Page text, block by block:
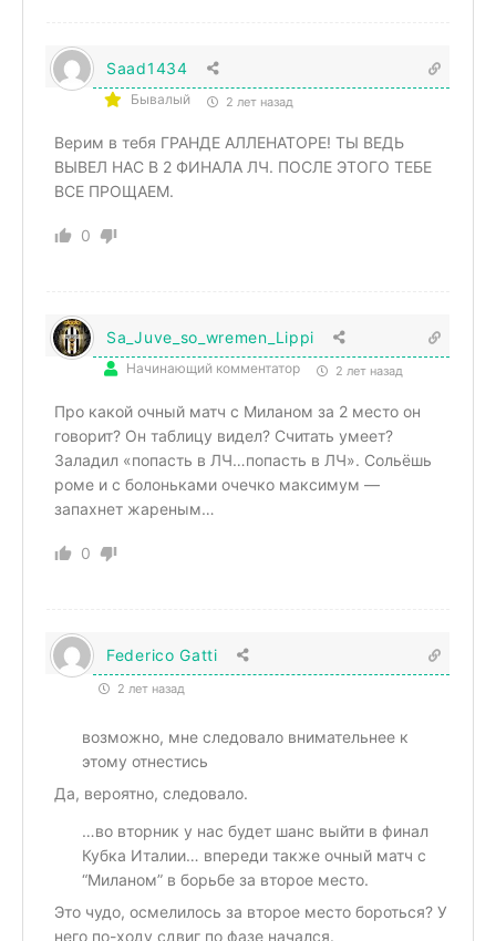
Saad1434
Бывалый 2 лет назад
Верим в тебя ГРАНДЕ АЛЛЕНАТОРЕ! ТЫ ВЕДЬ
ВЫВЕЛ НАС В 2 ФИНАЛА ЛЧ. ПОСЛЕ ЭТОГО ТЕБЕ
ВСЕ ПРОЩАЕМ.
0
Sa_Juve_so_wremen_Lippi
Начинающий комментатор 2 лет назад
Про какой очный матч с Миланом за 2 место он
говорит? Он таблицу видел? Считать умеет?
Заладил «попасть в ЛЧ…попасть в ЛЧ». Сольёшь
роме и с болоньками очечко максимум —
запахнет жареным…
0
Federico Gatti
2 лет назад
возможно, мне следовало внимательнее к
этому отнестись
Да, вероятно, следовало.
…во вторник у нас будет шанс выйти в финал
Кубка Италии… впереди также очный матч с
“Миланом” в борьбе за второе место.
Это чудо, осмелилось за второе место бороться? У
него по-ходу сдвиг по фазе начался.